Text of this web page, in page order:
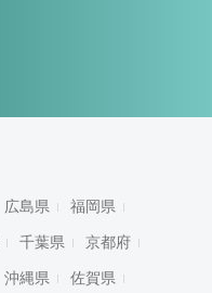
広島県 福岡県
千葉県 京都府
沖縄県 佐賀県